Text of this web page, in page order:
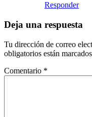
Responder
Deja una respuesta
Tu dirección de correo
obligatorios están
Comentario *